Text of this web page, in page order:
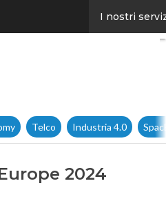
I nostri
Telco Industria 4.0
2024